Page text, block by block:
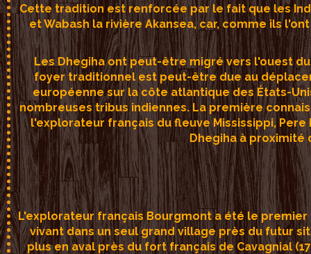
Cette tradition est renforcée par le fait que les
et Wabash la rivière Akansea, car, comme ils
Les Dhegiha ont peut-être migré vers l'ouest
foyer traditionnel est peut-être due au
européenne sur la côte atlantique des États-
nombreuses tribus indiennes. La première
l'explorateur français du fleuve Mississippi,
Dhegiha à
L'explorateur français Bourgmont a été le premier
vivant dans un seul grand village près du futur
plus en aval près du fort français de Cavagnial